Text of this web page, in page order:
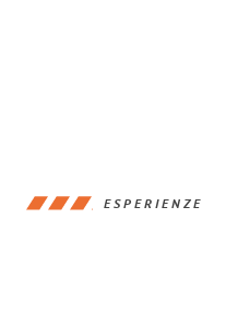
ESPERIENZE